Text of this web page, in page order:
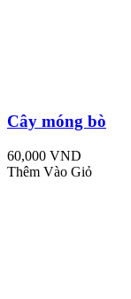
Cây móng bò
60,000 VND
Thêm Vào Giỏ